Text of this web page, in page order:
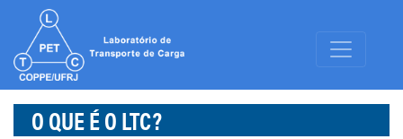
O QUE É O LTC?